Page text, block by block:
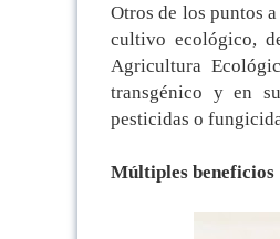
Otros de los puntos
cultivo ecológico,
Agricultura
transgénico y en
pesticidas o
Múltiples beneficios